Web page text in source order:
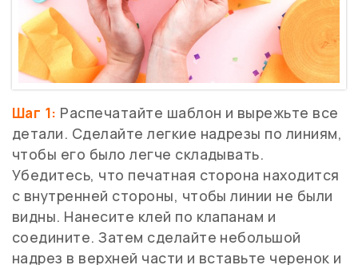
Шаг 1: Распечатайте шаблон и вырежьте все
детали. Сделайте легкие надрезы по линиям,
чтобы его было легче складывать.
Убедитесь, что печатная сторона находится
с внутренней стороны, чтобы линии не были
видны. Нанесите клей по клапанам и
соедините. Затем сделайте небольшой
надрез в верхней части и вставьте черенок и